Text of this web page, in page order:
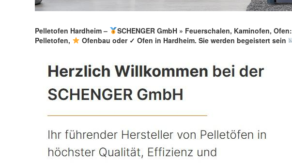
Pelletofen Hardheim – SCHENGER GmbH » Feuerschalen, Kaminofen, Ofen:
Pelletofen,
Ofenbau oder ✓ Ofen in Hardheim. Sie werden begeistert sein